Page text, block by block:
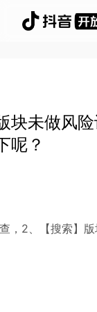
未做风
呢？
，2、【搜索】